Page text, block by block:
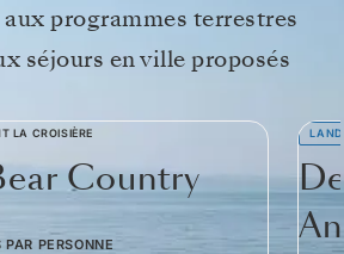
programmes terrestres
séjours en ville proposés
LA CROISIÈRE
Country
PAR PERSONNE